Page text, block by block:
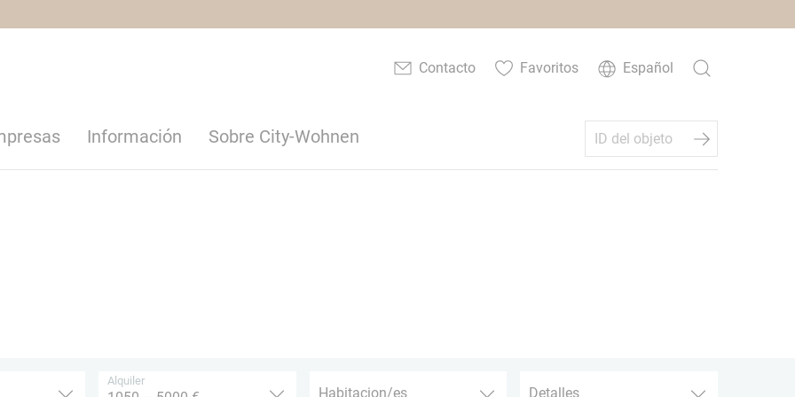
Contacto Favoritos Español
Información Sobre City-Wohnen
Alquiler
Habitacion/es Detalles